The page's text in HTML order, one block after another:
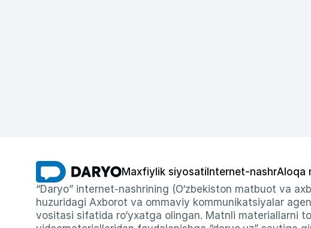
Maxfiylik siyosati Internet-nashrAloqa
“Daryo” internet-nashrining (O‘zbekiston matbuot va
huzuridagi Axborot va ommaviy kommunikatsiyalar
vositasi sifatida ro‘yxatga olingan. Matnli materiallarni